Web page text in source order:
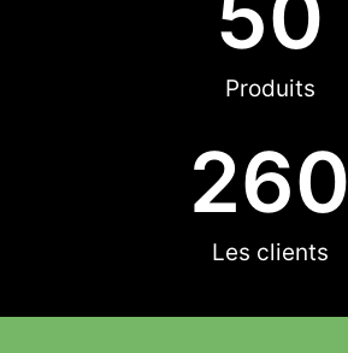
Produits
260
Les clients